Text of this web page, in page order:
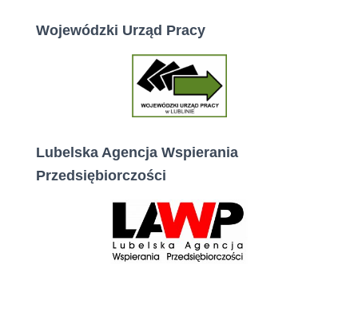
Wojewódzki Urząd Pracy
Lubelska Agencja Wspierania
Przedsiębiorczości